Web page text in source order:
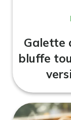
Galette
bluffe